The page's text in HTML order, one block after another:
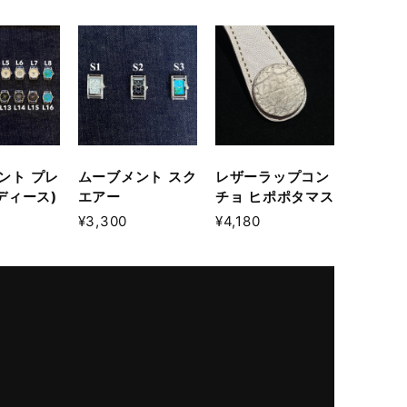
ト プレ
ィース)
ムーブメント スク
エアー
¥3,300
レザーラップコン
チョ ヒポポタマス
¥4,180